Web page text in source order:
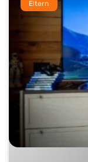
Eltern